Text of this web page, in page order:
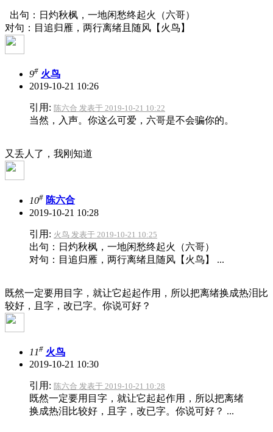
出句：日灼秋枫，一地闲愁终起火（六哥）
对句：目追归雁，两行离绪且随风【火鸟】
9# 火鸟
2019-10-21 10:26
引用: 陈六合 发表于 2019-10-21 10:22
当然，入声。你这么可爱，六哥是不会骗你的。
又丢人了，我刚知道
10# 陈六合
2019-10-21 10:28
引用: 火鸟 发表于 2019-10-21 10:25
出句：日灼秋枫，一地闲愁终起火（六哥）
对句：目追归雁，两行离绪且随风【火鸟】 ...
既然一定要用目字，就让它起起作用，所以把离绪换成热泪比
较好，且字，改已字。你说可好？
11# 火鸟
2019-10-21 10:30
引用: 陈六合 发表于 2019-10-21 10:28
既然一定要用目字，就让它起起作用，所以把离绪
换成热泪比较好，且字，改已字。你说可好？ ...